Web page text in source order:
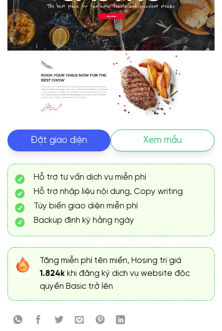
Đặt giao diện Xem mẫu
Hỗ trợ tư vấn dịch vụ miễn phí
Hỗ trợ nhập liệu nội dung, Copy writing
Tùy biến giao diện miễn phí
Backup định kỳ hằng ngày
Tặng miễn phí tên miền, Hosing trị giá
1.824k khi đăng ký dịch vụ website độc
quyền Basic trở lên